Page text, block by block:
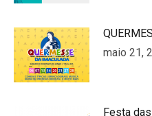
maio 21,
Festa